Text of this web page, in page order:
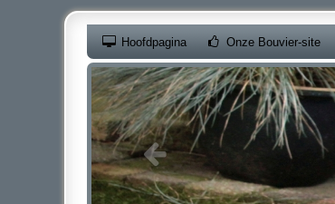
Hoofdpagina Onze Bouvier-site